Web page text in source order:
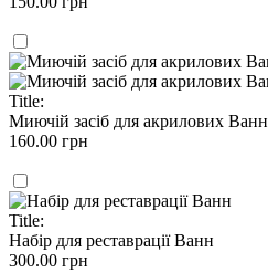
Title:
Миючій засіб для акрилових Ванн
160.00 грн
Title:
Набір для реставрації Ванн
300.00 грн